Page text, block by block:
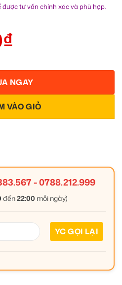
được tư vấn chính xác và phù hợp.
₫
VÀO GIỎ
NGAY
-0788.212.999
đến22:00 mỗi ngày)